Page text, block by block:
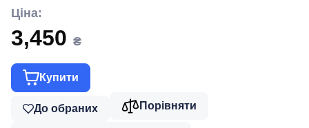
Ціна:
3,450 ₴
Купити
До обраних Порівняти